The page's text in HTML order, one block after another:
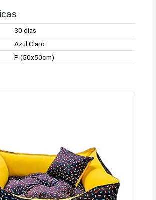
30 dias
Azul Claro
P (50x50cm)